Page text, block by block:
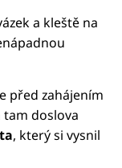
a kleště na
před zahájením
tam doslova
, který si vysnil